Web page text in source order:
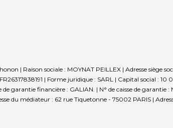
| Raison sociale : MOYNAT PEILLEX | Adresse siège
| Forme juridique : SARL | Capital social : 10
financière : GALIAN. | N° de caisse de garantie :
du médiateur : 62 rue Tiquetonne - 75002 PARIS |